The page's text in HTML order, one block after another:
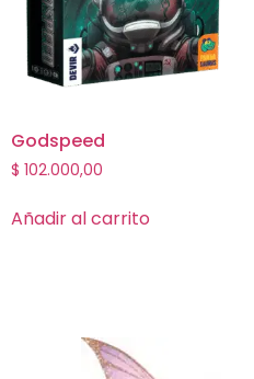
Godspeed
$ 102.000,00
Añadir al carrito